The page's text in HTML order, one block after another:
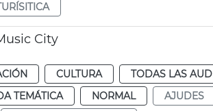
City
CULTURA
TODAS LAS
TEMÁTICA NORMAL AJUDES